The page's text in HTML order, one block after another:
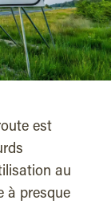
est
au
à presque